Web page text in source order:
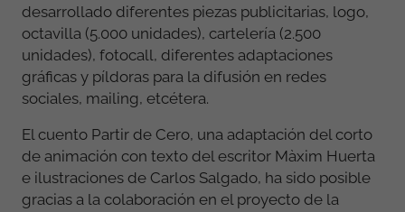
desarrollado diferentes piezas publicitarias, logo,
octavilla (5.000 unidades), cartelería (2.500
unidades), fotocall, diferentes adaptaciones
gráficas y píldoras para la difusión en redes
sociales, mailing, etcétera.
El cuento Partir de Cero, una adaptación del corto
de animación con texto del escritor Màxim Huerta
e ilustraciones de Carlos Salgado, ha sido posible
gracias a la colaboración en el proyecto de la